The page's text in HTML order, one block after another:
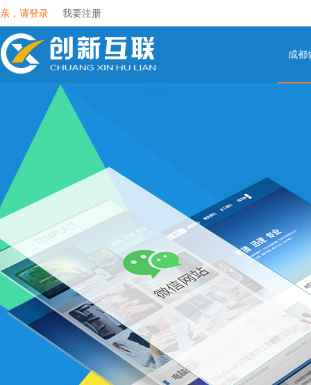
亲，请登录 我要注册
成都